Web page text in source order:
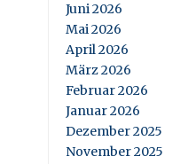
Juni 2026
Mai 2026
April 2026
März 2026
Februar 2026
Januar 2026
Dezember 2025
November 2025